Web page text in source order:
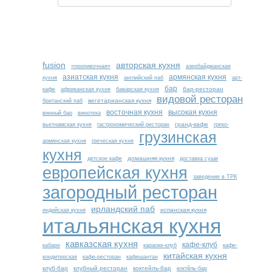
fusion «пропивочная» авторская кухня
азербайджанская
кухня
азиатская кухня английский паб армянская кухня
арт-
кафе
африканская кухня баварская кухня бар бар-ресторан
британский паб вегетарианская кухня видовой ресторан
винный бар винотека восточная кухня высокая кухня
вьетнамская кухня гастрономический ресторан гранд-кафе греко-
армянская кухня греческая кухня
грузинская
кухня
детское кафе домашняя кухня доставка суши
европейская кухня заведение в ТРК
загородный ресторан
индийская кухня ирландский паб испанская кухня
итальянская кухня
кабаре кавказская кухня караоке-клуб кафе-клуб
кафе-
кондитерская
кафе-ресторан кафешантан китайская кухня
клуб-бар клубный ресторан коктейль-бар
коктйль-бар